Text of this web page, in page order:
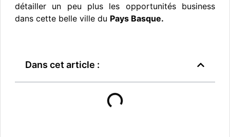
détailler un peu plus les opportunités business
dans cette belle ville du Pays Basque.
Dans cet article :